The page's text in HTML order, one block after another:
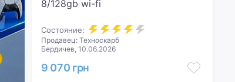
8/128gb wi-fi
Состояние:
Продавец: Техноскарб
Бердичев, 10.06.2026
9 070 грн